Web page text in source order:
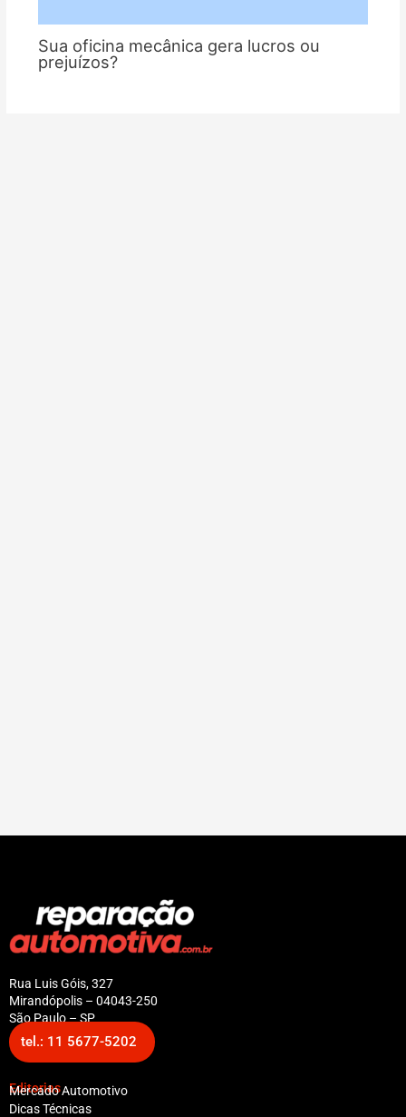
Sua oficina mecânica gera lucros ou
prejuízos?
Rua Luis Góis, 327
Mirandópolis – 04043-250
São Paulo – SP
tel.: 11 5677-5202
Editorias
Mercado Automotivo
Dicas Técnicas